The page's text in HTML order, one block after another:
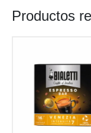
Productos